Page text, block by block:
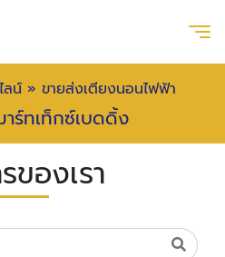
ลน์ » ขายส่งเตียงนอนไฟฟ้า
ร์ทเท็กซ์เบดดิ้ง
ของเรา